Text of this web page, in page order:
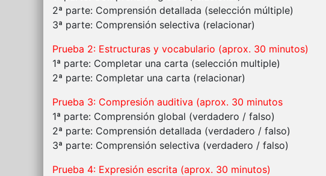
2ª parte: Comprensión detallada (selección múltiple)
3ª parte: Comprensión selectiva (relacionar)
Prueba 2: Estructuras y vocabulario (aprox. 30 minutos)
1ª parte: Completar una carta (selección multiple)
2ª parte: Completar una carta (relacionar)
Prueba 3: Compresión auditiva (aprox. 30 minutos
1ª parte: Comprensión global (verdadero / falso)
2ª parte: Comprensión detallada (verdadero / falso)
3ª parte: Comprensión selectiva (verdadero / falso)
Prueba 4: Expresión escrita (aprox. 30 minutos)